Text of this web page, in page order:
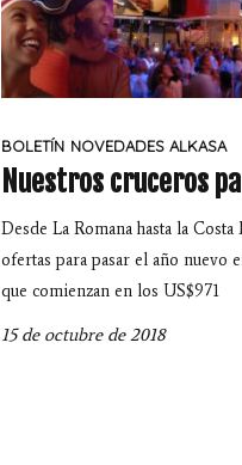
BOLETÍN NOVEDADES ALKASA
Nuestros cruceros
Desde La Romana hasta la
ofertas para pasar el año nuevo
que comienzan en los US$971
15 de octubre de 2018